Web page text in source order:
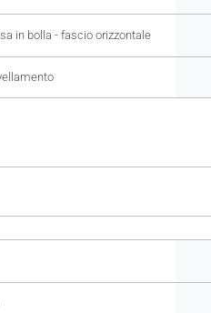
in bolla - fascio orizzontale